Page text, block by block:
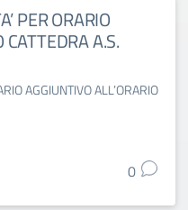
PER ORARIO
CATTEDRA A.S.
AGGIUNTIVO ALL’ORARIO
0